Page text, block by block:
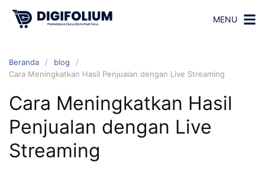
MENU
Beranda
blog
Cara Meningkatkan Hasil Penjualan dengan Live Streaming
Cara Meningkatkan Hasil
Penjualan dengan Live
Streaming